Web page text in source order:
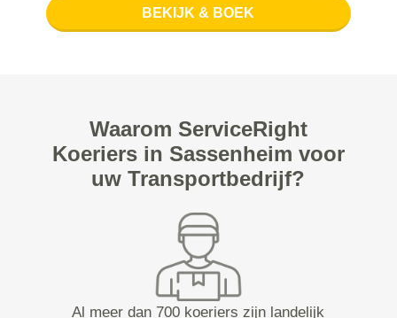
BEKIJK & BOEK
Waarom ServiceRight
Koeriers in Sassenheim voor
uw Transportbedrijf?
Al meer dan 700 koeriers zijn landelijk